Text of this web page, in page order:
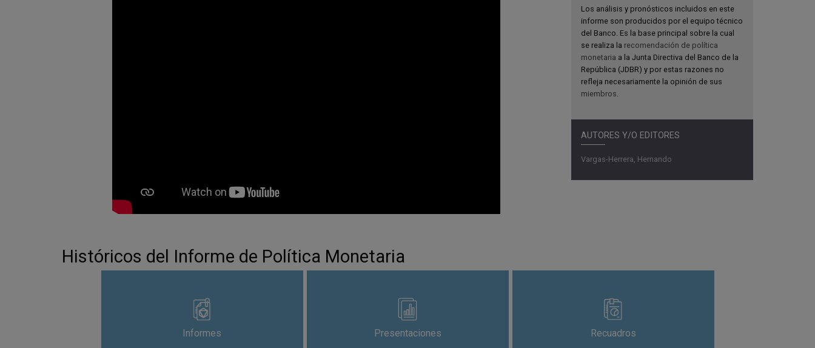
Los análisis y pronósticos incluidos en este
informe son producidos por el equipo técnico
del Banco. Es la base principal sobre la cual
se realiza la recomendación de política
monetaria a la Junta Directiva del Banco de la
República (JDBR) y por estas razones no
refleja necesariamente la opinión de sus
miembros.
AUTORES Y/O EDITORES
Vargas-Herrera, Hernando
Históricos del Informe de Política Monetaria
Informes Presentaciones Recuadros